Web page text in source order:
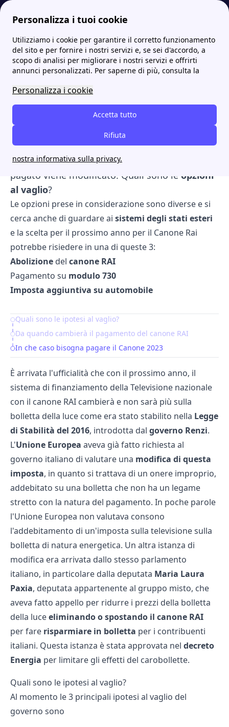
Personalizza i tuoi cookie
Utilizziamo i cookie per garantire il corretto funzionamento
del sito e per fornire i nostri servizi e, se sei d'accordo, a
scopo di analisi per migliorare i nostri servizi e offrirti
annunci personalizzati. Per saperne di più, consulta la
Personalizza i cookie
Accetta tutto
Rifiuta
nostra informativa sulla privacy.
Energia-Luce.it Stop al canone RAI in bolletta! Cosa cambia dal 2023?
Stop al canone RAI in
bolletta! Cosa cambia dal
2023?
canone RAInon sarà più presente
all'interno dellabolletta dellla luce, l'imposta
rimane, ma il sistema con cui questo verrà
pagato viene modificato. Quali sono le opzioni
al vaglio?
Le opzioni prese in considerazione sono diverse e si
cerca anche di guardare ai sistemi degli stati esteri
e la scelta per il prossimo anno per il Canone Rai
potrebbe risiedere in una di queste 3:
Abolizione del canone RAI
Pagamento su modulo 730
Imposta aggiuntiva su automobile
Table of Contents
Quali sono le ipotesi al vaglio?
Da quando cambierà il pagamento del canone RAI
In che caso bisogna pagare il Canone 2023
È arrivata l'ufficialità che con il prossimo anno, il
sistema di finanziamento della Televisione nazionale
con il canone RAI cambierà e non sarà più sulla
bolletta della luce come era stato stabilito nella Legge
di Stabilità del 2016, introdotta dal governo Renzi.
L'Unione Europea aveva già fatto richiesta al
governo italiano di valutare una modifica di questa
imposta, in quanto si trattava di un onere improprio,
addebitato su una bolletta che non ha un legame
stretto con la natura del pagamento. In poche parole
l'Unione Europea non valutava consono
l'addebitamento di un'imposta sulla televisione sulla
bolletta di natura energetica. Un altra istanza di
modifica era arrivata dallo stesso parlamento
italiano, in particolare dalla deputata Maria Laura
Paxia, deputata appartenente al gruppo misto, che
aveva fatto appello per ridurre i prezzi della bolletta
della luceeliminando o spostando il canone RAI
per fare risparmiare in bolletta per i contribuenti
italiani. Questa istanza è stata approvata nel decreto
Energia per limitare gli effetti del carobollette.
Quali sono le ipotesi al vaglio?
Al momento le 3 principali ipotesi al vaglio del
governo sono